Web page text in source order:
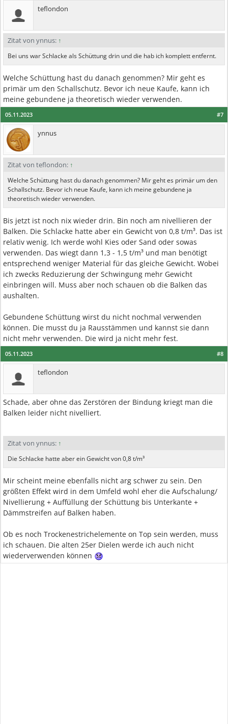
teflondon
Zitat von ynnus: ↑
Bei uns war Schlacke als Schüttung drin und die hab ich komplett entfernt.
Welche Schüttung hast du danach genommen? Mir geht es
primär um den Schallschutz. Bevor ich neue Kaufe, kann ich
meine gebundene ja theoretisch wieder verwenden.
#7
05.11.2023
ynnus
Zitat von teflondon: ↑
Welche Schüttung hast du danach genommen? Mir geht es primär um den
Schallschutz. Bevor ich neue Kaufe, kann ich meine gebundene ja
theoretisch wieder verwenden.
Bis jetzt ist noch nix wieder drin. Bin noch am nivellieren der
Balken. Die Schlacke hatte aber ein Gewicht von 0,8 t/m³. Das ist
relativ wenig. Ich werde wohl Kies oder Sand oder sowas
verwenden. Das wiegt dann 1,3 - 1,5 t/m³ und man benötigt
entsprechend weniger Material für das gleiche Gewicht. Wobei
ich zwecks Reduzierung der Schwingung mehr Gewicht
einbringen will. Muss aber noch schauen ob die Balken das
aushalten.
Gebundene Schüttung wirst du nicht nochmal verwenden
können. Die musst du ja Rausstämmen und kannst sie dann
nicht mehr verwenden. Die wird ja nicht mehr fest.
#8
05.11.2023
teflondon
Schade, aber ohne das Zerstören der Bindung kriegt man die
Balken leider nicht nivelliert.
Zitat von ynnus: ↑
Die Schlacke hatte aber ein Gewicht von 0,8 t/m³
Mir scheint meine ebenfalls nicht arg schwer zu sein. Den
größten Effekt wird in dem Umfeld wohl eher die Aufschalung/
Nivellierung + Auffüllung der Schüttung bis Unterkante +
Dämmstreifen auf Balken haben.
Ob es noch Trockenestrichelemente on Top sein werden, muss
ich schauen. Die alten 25er Dielen werde ich auch nicht
wiederverwenden können